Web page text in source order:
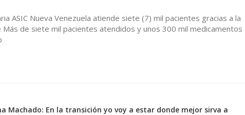
ASIC Nueva Venezuela atiende siete (7) mil pacientes gracias a la
Más de siete mil pacientes atendidos y unos 300 mil medicamentos
Machado: En la transición yo voy a estar donde mejor sirva a